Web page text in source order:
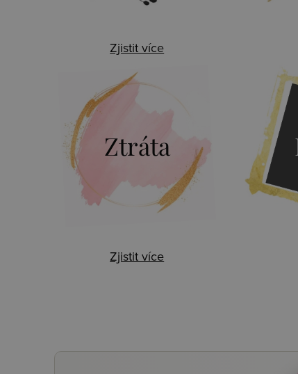
Zjistit více
Ztráta
Zjistit více